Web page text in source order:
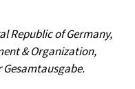
Republic of Germany,
& Organization,
Gesamtausgabe.